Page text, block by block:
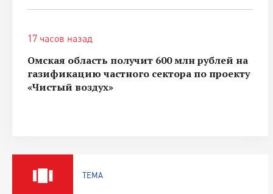
17 часов назад
Омская область получит 600 млн рублей на
газификацию частного сектора по проекту
«Чистый воздух»
ТЕМА